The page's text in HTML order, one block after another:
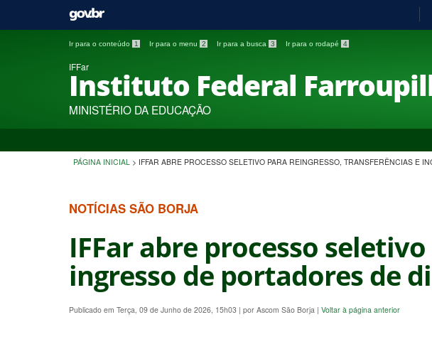
Ir para o conteúdo 1 Ir para o menu 2 Ir para a busca 3 Ir para o rodapé 4
IFFar
Instituto Federal
MINISTÉRIO DA EDUCAÇÃO
PÁGINA INICIAL > IFFAR ABRE PROCESSO SELETIVO PARA REINGRESSO, TRANSFERÊNCIAS E
NOTÍCIAS SÃO BORJA
IFFar abre processo
ingresso de portadores de
Publicado em Terça, 09 de Junho de 2026, 15h03 | por Ascom São Borja | Voltar à página anterior